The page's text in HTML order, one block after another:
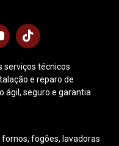
serviços técnicos
e reparo de
ágil, seguro e garantia
fogões, lavadoras